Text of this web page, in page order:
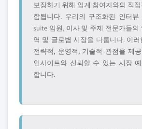
보장하기 위해 업계 참여자와의 직
함됩니다. 우리의 구조화된 인터뷰
suite 임원, 이사 및 주제 전문가들의
역 및 글로볌 시장을 다룹니다. 이
전략적, 운영적, 기술적 관점을 제
인사이트와 신뢰할 수 있는 시장
합니다.